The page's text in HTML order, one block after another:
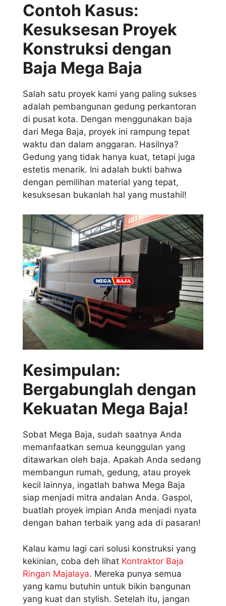
Contoh Kasus:
Kesuksesan Proyek
Konstruksi dengan
Baja Mega Baja
Salah satu proyek kami yang paling sukses
adalah pembangunan gedung perkantoran
di pusat kota. Dengan menggunakan baja
dari Mega Baja, proyek ini rampung tepat
waktu dan dalam anggaran. Hasilnya?
Gedung yang tidak hanya kuat, tetapi juga
estetis menarik. Ini adalah bukti bahwa
dengan pemilihan material yang tepat,
kesuksesan bukanlah hal yang mustahil!
Kesimpulan:
Bergabunglah dengan
Kekuatan Mega Baja!
Sobat Mega Baja, sudah saatnya Anda
memanfaatkan semua keunggulan yang
ditawarkan oleh baja. Apakah Anda sedang
membangun rumah, gedung, atau proyek
kecil lainnya, ingatlah bahwa Mega Baja
siap menjadi mitra andalan Anda. Gaspol,
buatlah proyek impian Anda menjadi nyata
dengan bahan terbaik yang ada di pasaran!
Kalau kamu lagi cari solusi konstruksi yang
kekinian, coba deh lihat Kontraktor Baja
Ringan Majalaya. Mereka punya semua
yang kamu butuhin untuk bikin bangunan
yang kuat dan stylish. Setelah itu, jangan